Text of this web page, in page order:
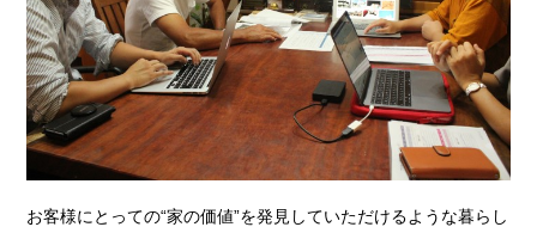
お客様にとっての“家の価値”を発見していただけるような暮らし